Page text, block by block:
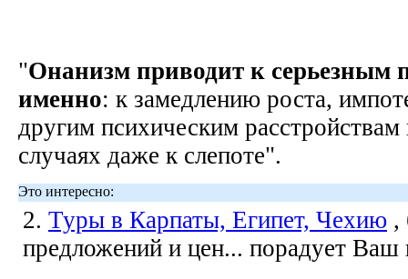
"Онанизм приводит к серьезным
именно: к замедлению роста,
другим психическим
случаях даже к слепоте".
Это интересно:
2. Туры в Карпаты, Египет, Чехию ,
предложений и цен... порадует Ваш